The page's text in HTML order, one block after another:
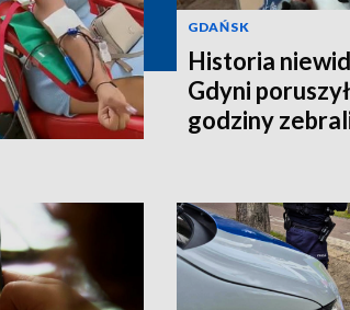
GDAŃSK
Historia
Gdyni
godziny